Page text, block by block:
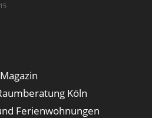
Köln
Ferienwohnungen